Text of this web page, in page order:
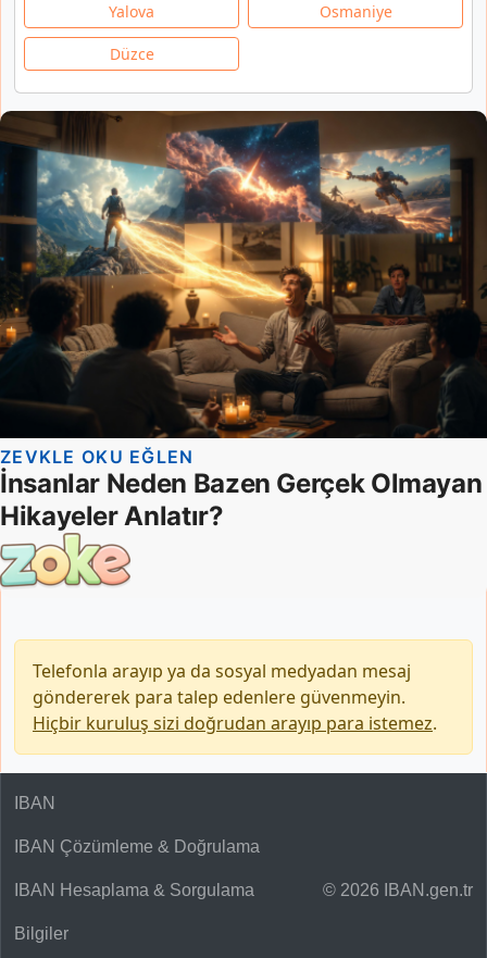
Yalova Osmaniye
Düzce
Telefonla arayıp ya da sosyal medyadan mesaj
göndererek para talep edenlere güvenmeyin.
Hiçbir kuruluş sizi doğrudan arayıp para istemez.
© 2026 IBAN.gen.tr
IBAN
IBAN Çözümleme & Doğrulama
IBAN Hesaplama & Sorgulama
Bilgiler